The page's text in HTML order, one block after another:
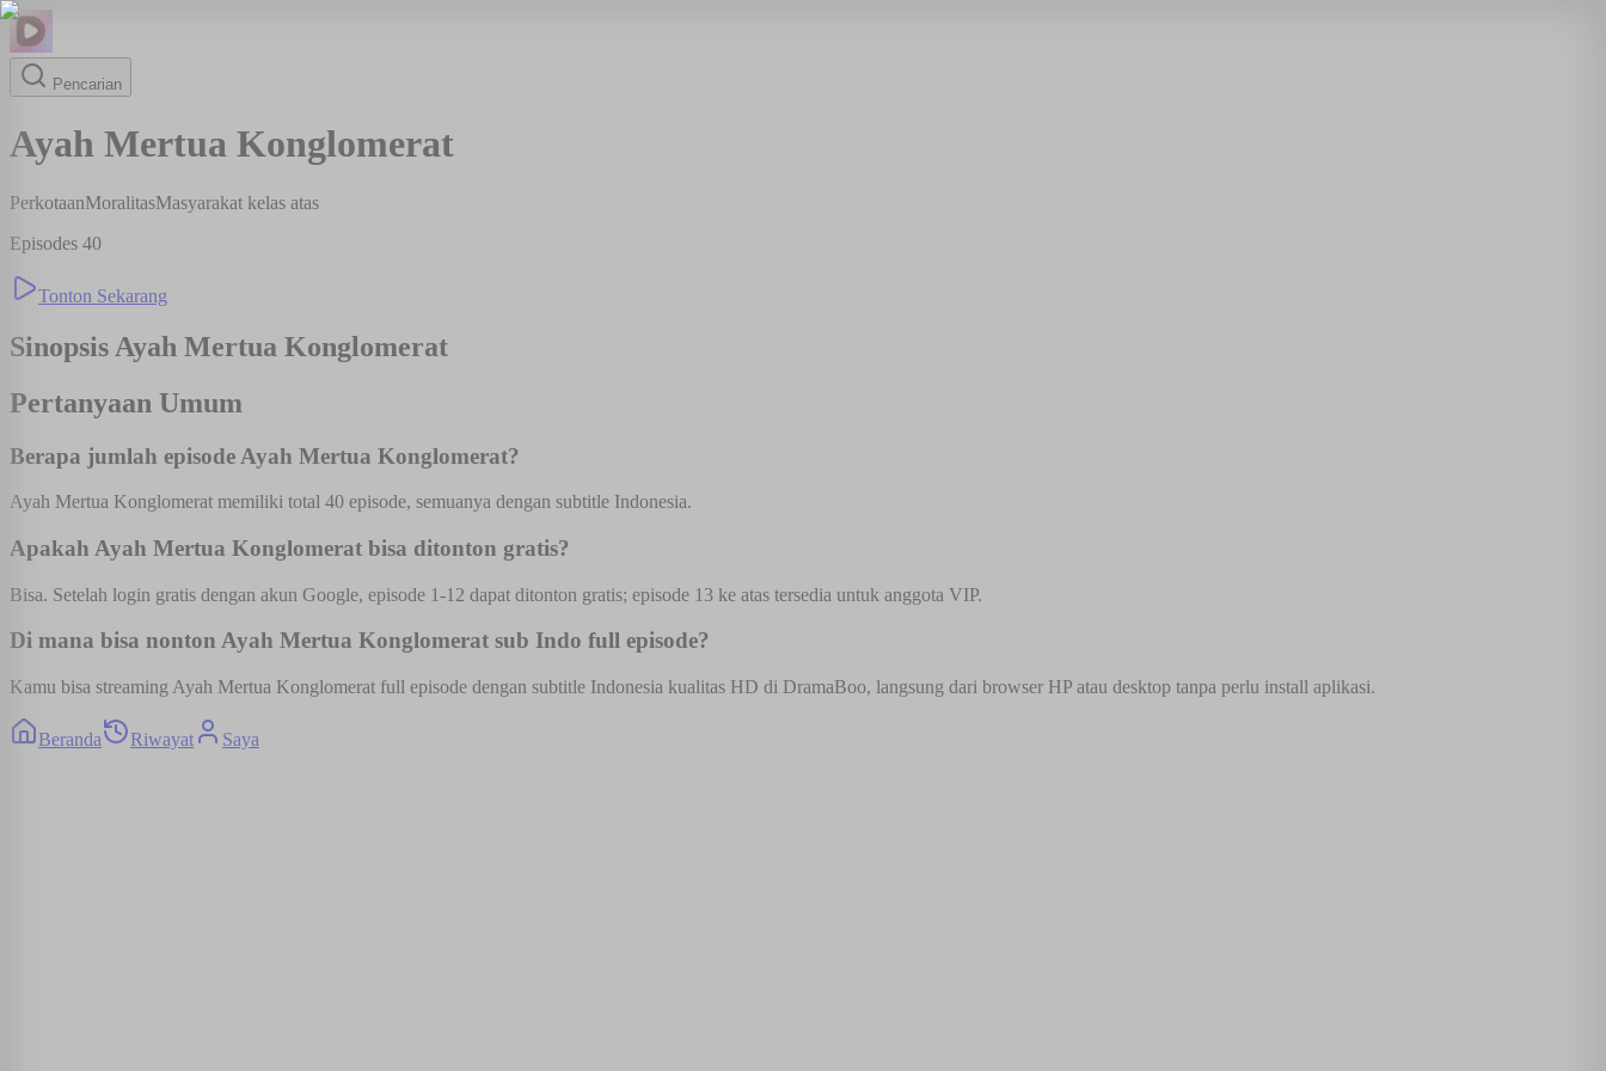
Pencarian
Ayah Mertua Konglomerat
PerkotaanMoralitasMasyarakat kelas atas
Episodes 40
Tonton Sekarang
Sinopsis Ayah Mertua Konglomerat
Pertanyaan Umum
Berapa jumlah episode Ayah Mertua Konglomerat?
Ayah Mertua Konglomerat memiliki total 40 episode, semuanya dengan subtitle Indonesia.
Apakah Ayah Mertua Konglomerat bisa ditonton gratis?
Bisa. Setelah login gratis dengan akun Google, episode 1-12 dapat ditonton gratis; episode 13 ke atas tersedia untuk anggota VIP.
Di mana bisa nonton Ayah Mertua Konglomerat sub Indo full episode?
Kamu bisa streaming Ayah Mertua Konglomerat full episode dengan subtitle Indonesia kualitas HD di DramaBoo, langsung dari browser HP atau desktop tanpa perlu install aplikasi.
Beranda Riwayat Saya